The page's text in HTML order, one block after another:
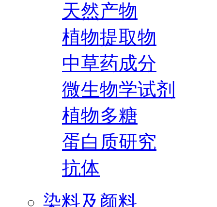
天然产物
植物提取物
中草药成分
微生物学试剂
植物多糖
蛋白质研究
抗体
染料及颜料